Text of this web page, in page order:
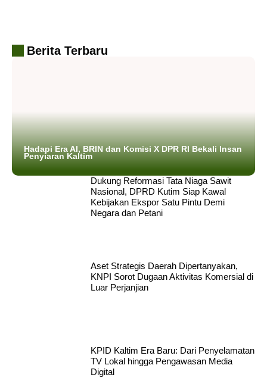
Berita Terbaru
Hadapi Era AI, BRIN dan Komisi X DPR RI Bekali Insan
Penyiaran Kaltim
Dukung Reformasi Tata Niaga Sawit
Nasional, DPRD Kutim Siap Kawal
Kebijakan Ekspor Satu Pintu Demi
Negara dan Petani
Aset Strategis Daerah Dipertanyakan,
KNPI Sorot Dugaan Aktivitas Komersial di
Luar Perjanjian
KPID Kaltim Era Baru: Dari Penyelamatan
TV Lokal hingga Pengawasan Media
Digital